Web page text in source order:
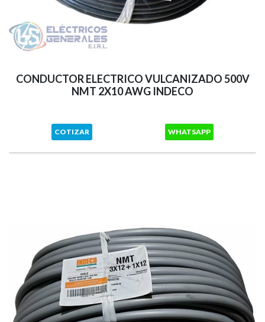
CONDUCTOR ELECTRICO VULCANIZADO 500V
NMT 2X10 AWG INDECO
COTIZAR WHATSAPP